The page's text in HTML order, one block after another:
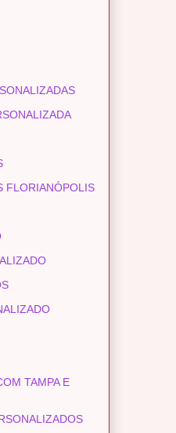
FLORIANÓPOLIS
TAMPA E